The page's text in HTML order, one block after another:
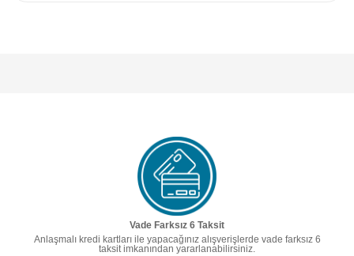
Vade Farksız 6 Taksit
Anlaşmalı kredi kartları ile yapacağınız alışverişlerde vade farksız 6
taksit imkanından yararlanabilirsiniz.